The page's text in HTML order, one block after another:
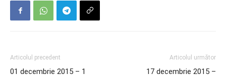
Articolul precedent
01 decembrie 2015 – 1
Articolul următor
17 decembrie 2015 –